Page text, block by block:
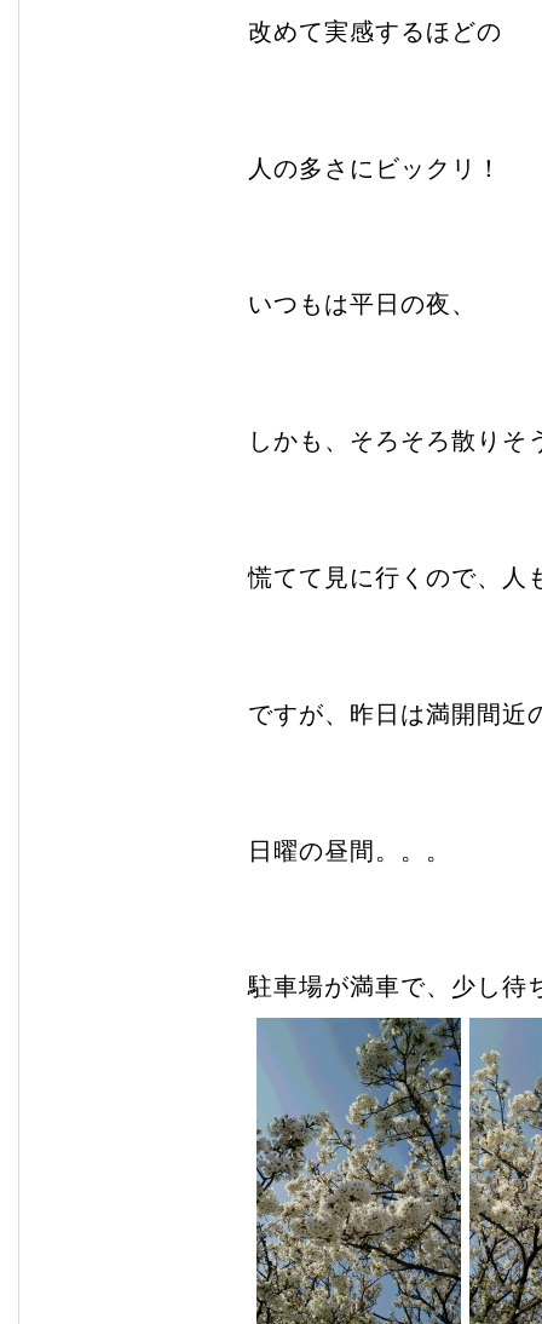
改めて実感するほどの
人の多さにビックリ！
いつもは平日の夜、
しかも、そろそろ散りそ
慌てて見に行くので、人
ですが、昨日は満開間近
日曜の昼間。。。
駐車場が満車で、少し待